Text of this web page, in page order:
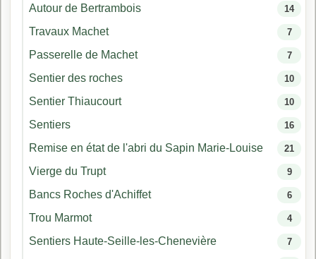
Autour de Bertrambois
14
Travaux Machet 7
Passerelle de Machet 7
Sentier des roches 10
Sentier Thiaucourt 10
Sentiers 16
Remise en état de l'abri du Sapin Marie-Louise 21
Vierge du Trupt 9
Bancs Roches d'Achiffet 6
Trou Marmot 4
Sentiers Haute-Seille-les-Chenevière 7